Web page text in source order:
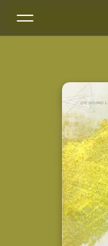
新着おすすめ
ラジオ